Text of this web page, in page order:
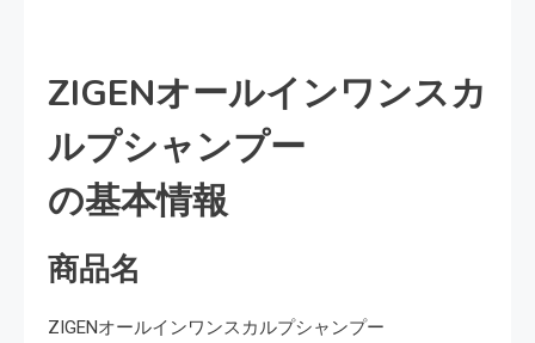
ZIGENオールインワンスカ
ルプシャンプー
の基本情報
商品名
ZIGENオールインワンスカルプシャンプー